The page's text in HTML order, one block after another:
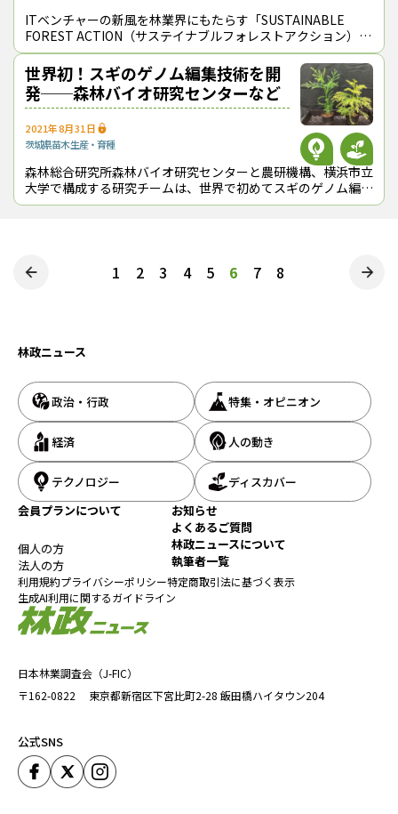
ITベンチャーの新風を林業界にもたらす「SUSTAINABLE
FOREST ACTION（サステイナブルフォレストアクション）
2021」（略称「SFA」）のキックオフイベントが８月21日に
行われた
世界初！スギのゲノム編集技術を開
発──森林バイオ研究センターなど
2021年8月31日
茨城県苗木生産・育種
森林総合研究所森林バイオ研究センターと農研機構、横浜市立
大学で構成する研究チームは、世界で初めてスギのゲノム編集
技術を開発した（８月31日に発表）。狙った遺伝子だけを改
投
ー
ジ
り
1 2 3 4 5 6 7 8
日本林業調査会（J-FIC）
〒162-0822
東京都新宿区下宮比町2-28 飯田橋ハイタウン204
公式SNS
林政ニュース
政治・行政 特集・オピニオン
経済 人の動き
テクノロジー
ディスカバー
会員プランについて
個人の方
法人の方
お知らせ
よくあるご質問
林政ニュースについて
執筆者一覧
利用規約プライバシーポリシー特定商取引法に基づく表示
生成AI利用に関するガイドライン